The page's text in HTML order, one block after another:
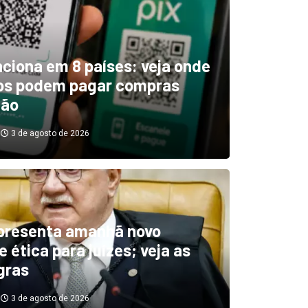
indica El Niño
diminuindo chuvas e
secas de rios
3 de agosto de 2026
em 8 países: veja onde
podem pagar compras
3 de agosto de 2026
amanhã novo
ética para juízes; veja as
3 de agosto de 2026